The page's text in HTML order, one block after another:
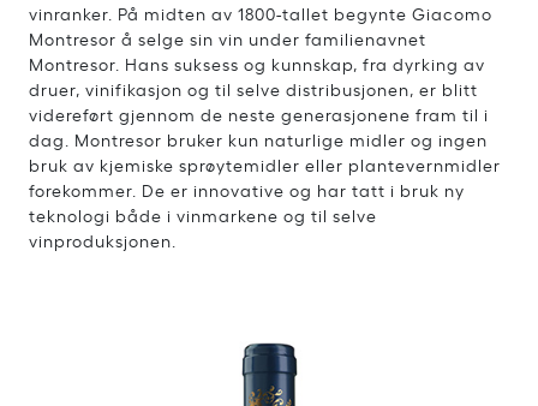
vinranker. På midten av 1800-tallet begynte Giacomo
Montresor å selge sin vin under familienavnet
Montresor. Hans suksess og kunnskap, fra dyrking av
druer, vinifikasjon og til selve distribusjonen, er blitt
videreført gjennom de neste generasjonene fram til i
dag. Montresor bruker kun naturlige midler og ingen
bruk av kjemiske sprøytemidler eller plantevernmidler
forekommer. De er innovative og har tatt i bruk ny
teknologi både i vinmarkene og til selve
vinproduksjonen.